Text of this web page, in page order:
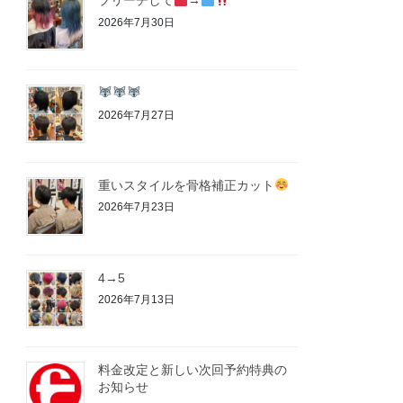
2026年7月30日
2026年7月27日
重いスタイルを骨格補正カット
2026年7月23日
4→5
2026年7月13日
料金改定と新しい次回予約特典の
お知らせ